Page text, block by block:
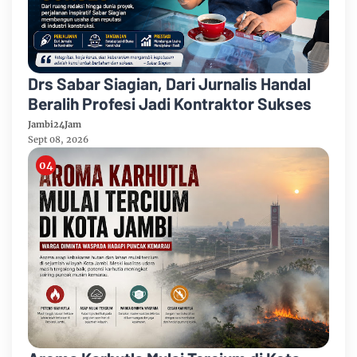
Drs Sabar Siagian, Dari Jurnalis Handal
Beralih Profesi Jadi Kontraktor Sukses
Jambi24Jam
Sept 08, 2026